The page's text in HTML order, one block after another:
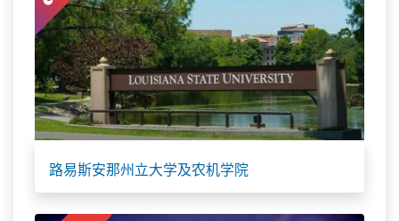
路易斯安那州立大学及农机学院